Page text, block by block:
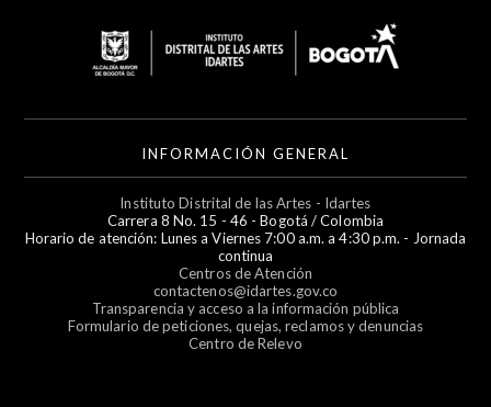
INFORMACIÓN GENERAL
Instituto Distrital de las Artes - Idartes
Carrera 8 No. 15 - 46 - Bogotá / Colombia
Horario de atención: Lunes a Viernes 7:00 a.m. a 4:30 p.m. - Jornada
continua
Centros de Atención
contactenos@idartes.gov.co
Transparencia y acceso a la información pública
Formulario de peticiones, quejas, reclamos y denuncias
Centro de Relevo